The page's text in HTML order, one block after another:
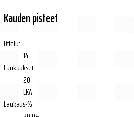
Kauden pisteet
Ottelut
14
Laukaukset
20
LKA
Laukaus-%